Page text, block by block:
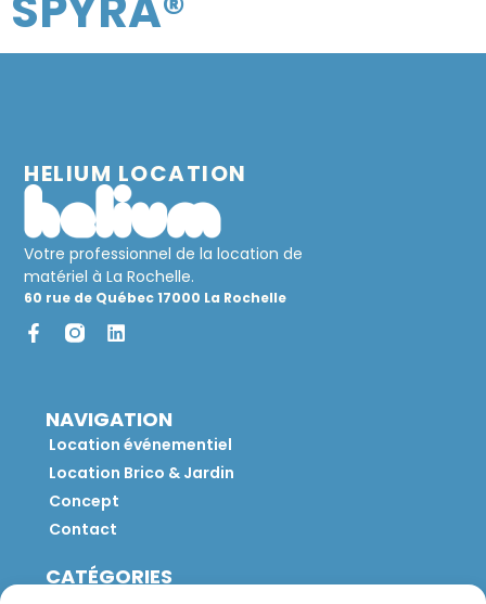
HELIUM LOCATION
Votre professionnel de la location de
matériel à La Rochelle.
60 rue de Québec 17000 La Rochelle
NAVIGATION
Location événementiel
Location Brico & Jardin
Concept
Contact
CATÉGORIES